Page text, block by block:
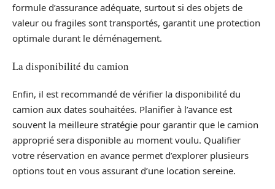
formule d’assurance adéquate, surtout si des objets de
valeur ou fragiles sont transportés, garantit une protection
optimale durant le déménagement.
La disponibilité du camion
Enfin, il est recommandé de vérifier la disponibilité du
camion aux dates souhaitées. Planifier à l’avance est
souvent la meilleure stratégie pour garantir que le camion
approprié sera disponible au moment voulu. Qualifier
votre réservation en avance permet d’explorer plusieurs
options tout en vous assurant d’une location sereine.